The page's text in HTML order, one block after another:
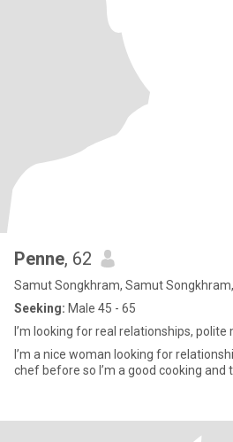
Penne, 62
Samut Songkhram, Samut
Seeking: Male 45 - 65
I’m looking for real relationships, polite
I’m a nice woman looking for
chef before so I’m a good cooking and